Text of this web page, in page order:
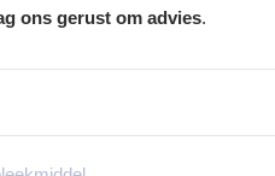
ons gerust om advies.